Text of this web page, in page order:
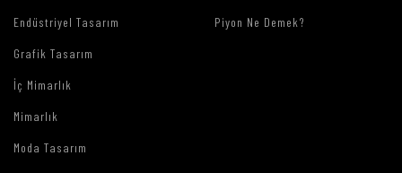
Endüstriyel Tasarım
Grafik Tasarım
İç Mimarlık
Mimarlık
Moda Tasarım
Piyon Ne Demek?